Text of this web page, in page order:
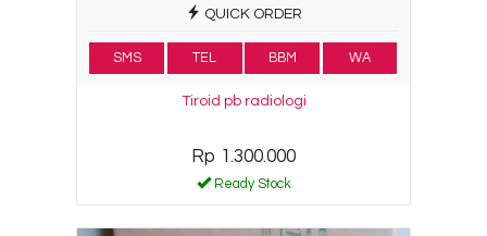
QUICK ORDER
SMS TEL BBM WA
Tiroid pb radiologi
Rp 1.300.000
Ready Stock